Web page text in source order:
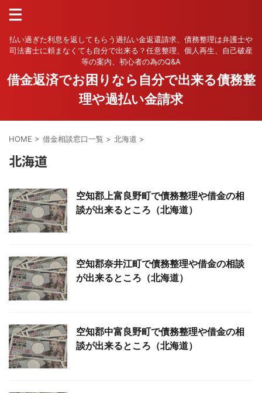
払い過ぎた利息を返してもらう過払い金返還請求、債務整理は弁護士や
司法書士に頼まなくても自分で出来る？任意整理、個人再生、自己破産
等の案内、初心者の為のQ&A
借金返済でお困りなら自分で出来る債務整
理や過払い金請求
HOME > 借金相談窓口一覧 > 北海道 >
北海道
空知郡上富良野町で債務整理や借金の相
談が出来るところ（北海道）
空知郡奈井江町で債務整理や借金の相談
が出来るところ（北海道）
空知郡中富良野町で債務整理や借金の相
談が出来るところ（北海道）